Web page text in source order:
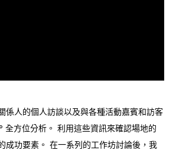
係人的個人訪談以及與各種活動嘉賓和訪客
全方位分析。 利用這些資訊來確認場地的
成功要素。 在一系列的工作坊討論後，我